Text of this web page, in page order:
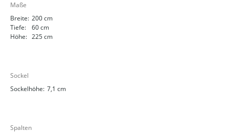
Maße
Breite: 200 cm
Tiefe:
60 cm
Höhe: 225 cm
Sockel
Sockelhöhe: 7,1 cm
Spalten